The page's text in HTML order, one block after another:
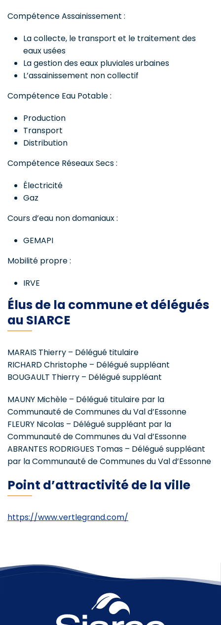
Compétence Assainissement :
La collecte, le transport et le traitement des
eaux usées
La gestion des eaux pluviales urbaines
L’assainissement non collectif
Compétence Eau Potable :
Production
Transport
Distribution
Compétence Réseaux Secs :
Électricité
Gaz
Cours d’eau non domaniaux :
GEMAPI
Mobilité propre :
IRVE
Élus de la commune et délégués
au SIARCE
MARAIS Thierry – Délégué titulaire
RICHARD Christophe – Délégué suppléant
BOUGAULT Thierry – Délégué suppléant
MAUNY Michèle – Délégué titulaire par la
Communauté de Communes du Val d’Essonne
FLEURY Nicolas – Délégué suppléant par la
Communauté de Communes du Val d’Essonne
ABRANTES RODRIGUES Tomas – Délégué suppléant
par la Communauté de Communes du Val d’Essonne
Point d’attractivité de la ville
https://www.vertlegrand.com/